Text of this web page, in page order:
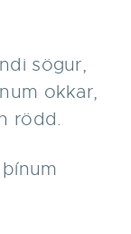
sögur,
okkar,
rödd.